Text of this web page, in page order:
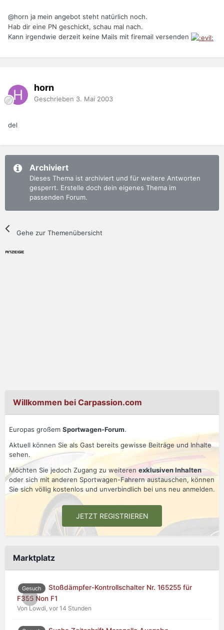
@horn ja mein angebot steht natürlich noch.
Hab dir eine PN geschickt, schau mal nach.
Kann irgendwie derzeit keine Mails mit firemail versenden
horn
Geschrieben 3. Mai 2003
del
Archiviert
Dieses Thema ist archiviert und für weitere Antworten
gesperrt. Erstelle doch dein eigenes Thema im
passenden Forum.
Gehe zur Themenübersicht
Willkommen bei Carpassion.com
Europas großem Sportwagen-Forum.
Aktuell können Sie als Gast bereits gewisse Beiträge und Inhalte
sehen.
Möchten Sie jedoch Zugang zu weiterenexklusiven Inhalten
oder sich mit anderen Sportwagen-Fahrern austauschen, können
Sie sich völlig kostenlos und unverbindlich bei uns neu anmelden.
JETZT REGISTRIEREN
Marktplatz
0
Gesuch
Stoßdämpfer-Kontrollschalter Nr. 165255 für
F355 Non F1
Von Lowdi, vor 14 Stunden